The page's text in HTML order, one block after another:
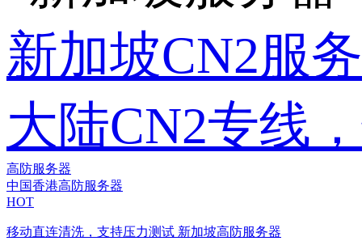
新加坡CN2服
大陆CN2专线
高防服务器
中国香港高防服务器
HOT
移动直连清洗，支持压力测试 新加坡高防服务器